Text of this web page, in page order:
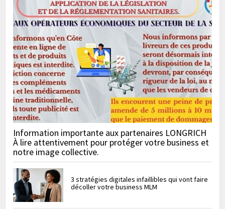
Information importante aux partenaires LONGRICH
À lire attentivement pour protéger votre business et
notre image collective.
3 stratégies digitales infaillibles qui vont faire
décoller votre business MLM